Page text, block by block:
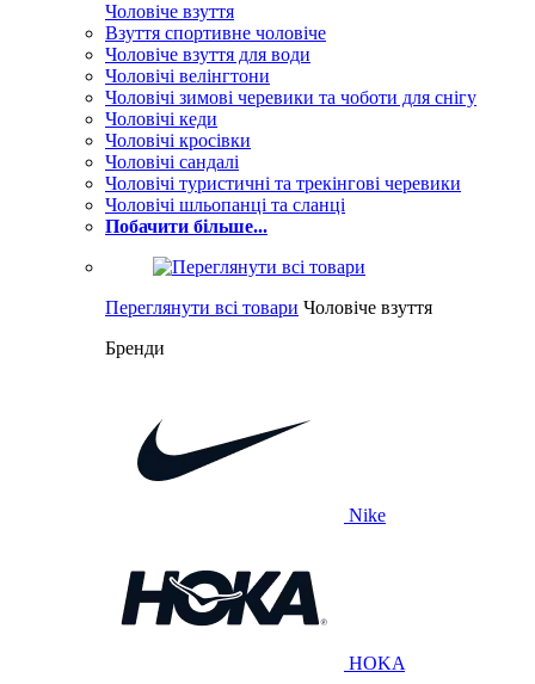
Чоловіче взуття
Взуття спортивне чоловіче
Чоловіче взуття для води
Чоловічі велінгтони
Чоловічі зимові черевики та чоботи для снігу
Чоловічі кеди
Чоловічі кросівки
Чоловічі сандалі
Чоловічі туристичні та трекінгові черевики
Чоловічі шльопанці та сланці
Побачити більше...
Переглянути всі товари Чоловіче взуття
Бренди
Nike
HOKA